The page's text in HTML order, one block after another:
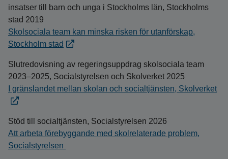
insatser till barn och unga i Stockholms län, Stockholms
stad 2019
Skolsociala team kan minska risken för utanförskap,
Stockholm stad
Slutredovisning av regeringsuppdrag skolsociala team
2023–2025, Socialstyrelsen och Skolverket 2025
I gränslandet mellan skolan och socialtjänsten, Skolverket
Stöd till socialtjänsten, Socialstyrelsen 2026
Att arbeta förebyggande med skolrelaterade problem,
Socialstyrelsen